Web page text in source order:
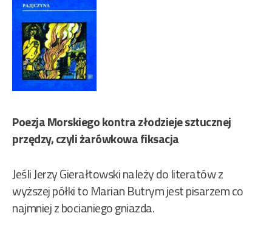
Poezja Morskiego kontra złodzieje sztucznej
przędzy, czyli żarówkowa fiksacja
Jeśli Jerzy Gierałtowski należy do literatów z
wyższej półki to Marian Butrym jest pisarzem co
najmniej z bocianiego gniazda.